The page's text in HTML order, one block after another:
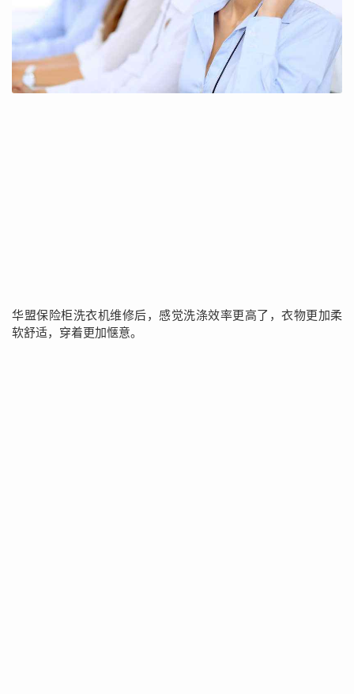
华盟保险柜洗衣机维修后，感觉洗涤效率更高了，衣物更加柔
软舒适，穿着更加惬意。